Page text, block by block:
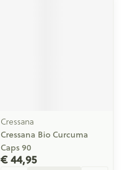
Cressana
Cressana Bio Curcuma
Caps 90
€ 44,95